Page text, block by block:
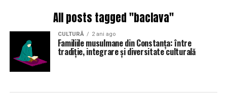
All posts tagged "baclava"
CULTURĂ 2 ani ago
Familiile musulmane din Constanța: între
tradiție, integrare și diversitate culturală